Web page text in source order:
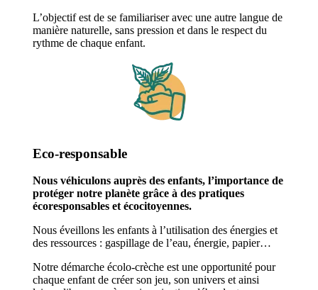
L’objectif est de se familiariser avec une autre langue de
manière naturelle, sans pression et dans le respect du
rythme de chaque enfant.
Eco-responsable
Nous véhiculons auprès des enfants, l’importance de
protéger notre planète grâce à des pratiques
écoresponsables et écocitoyennes.
Nous éveillons les enfants à l’utilisation des énergies et
des ressources : gaspillage de l’eau, énergie, papier…
Notre démarche écolo-crèche est une opportunité pour
chaque enfant de créer son jeu, son univers et ainsi